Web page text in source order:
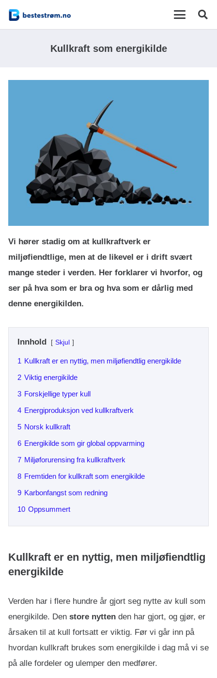
Kullkraft som energikilde
Vi hører stadig om at kullkraftverk er
miljøfiendtlige, men at de likevel er i drift svært
mange steder i verden. Her forklarer vi hvorfor, og
ser på hva som er bra og hva som er dårlig med
denne energikilden.
Innhold Skjul
1 Kullkraft er en nyttig, men miljøfiendtlig energikilde
2 Viktig energikilde
3 Forskjellige typer kull
4 Energiproduksjon ved kullkraftverk
5 Norsk kullkraft
6 Energikilde som gir global oppvarming
7 Miljøforurensing fra kullkraftverk
8 Fremtiden for kullkraft som energikilde
9 Karbonfangst som redning
10 Oppsummert
Kullkraft er en nyttig, men miljøfiendtlig
energikilde
Verden har i flere hundre år gjort seg nytte av kull som
energikilde. Den store nytten den har gjort, og gjør, er
årsaken til at kull fortsatt er viktig. Før vi går inn på
hvordan kullkraft brukes som energikilde i dag må vi se
på alle fordeler og ulemper den medfører.